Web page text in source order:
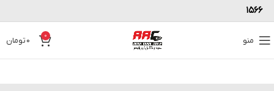
۱۵۶۶
منو 0
0تومان